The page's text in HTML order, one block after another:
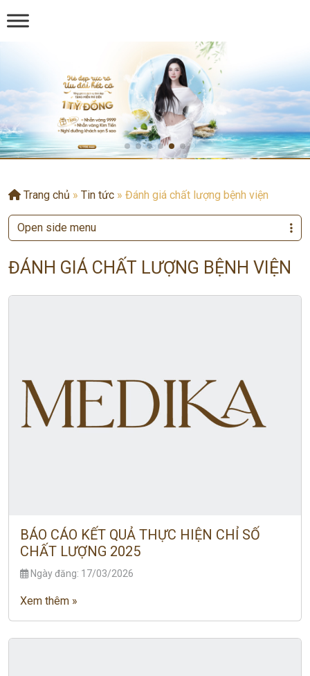
Trang chủ » Tin tức » Đánh giá chất lượng bệnh viện
ĐÁNH GIÁ CHẤT LƯỢNG BỆNH VIỆN
BÁO CÁO KẾT QUẢ THỰC HIỆN CHỈ SỐ
CHẤT LƯỢNG 2025
Ngày đăng: 17/03/2026
Xem thêm »
Open side menu